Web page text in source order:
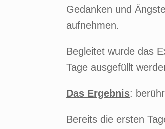
Gedanken und
aufnehmen.
Begleitet wurde das
Tage ausgefüllt
Das Ergebnis:
Bereits die ersten